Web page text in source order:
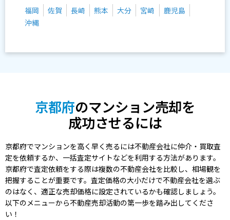
福岡 佐賀 長崎 熊本 大分 宮崎
鹿児島
沖縄
京都府のマンション売却を
成功させるには
京都府でマンションを高く早く売るには不動産会社に仲介・買取査
定を依頼するか、一括査定サイトなどを利用する方法があります。
京都府で査定依頼をする際は複数の不動産会社を比較し、相場観を
把握することが重要です。査定価格の大小だけで不動産会社を選ぶ
のはなく、適正な売却価格に設定されているかも確認しましょう。
以下のメニューから不動産売却活動の第一歩を踏み出してくださ
い！